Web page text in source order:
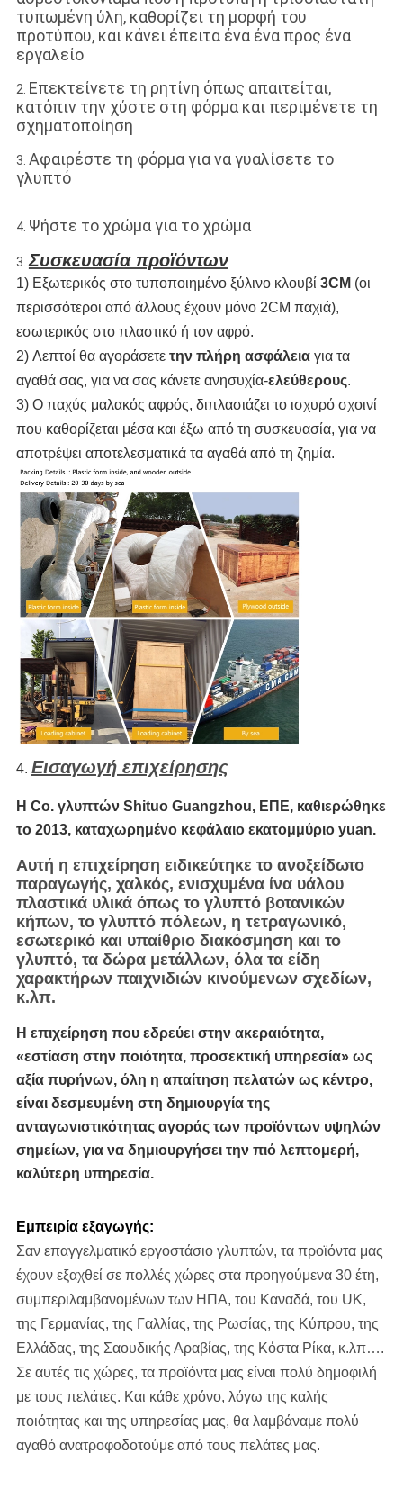
τυπωμένη ύλη, καθορίζει τη μορφή του
προτύπου, και κάνει έπειτα ένα ένα προς ένα
εργαλείο
2. Επεκτείνετε τη ρητίνη όπως απαιτείται,
κατόπιν την χύστε στη φόρμα και περιμένετε τη
σχηματοποίηση
3. Αφαιρέστε τη φόρμα για να γυαλίσετε το
γλυπτό
4. Ψήστε το χρώμα για το χρώμα
3.Συσκευασία προϊόντων
1) Εξωτερικός στο τυποποιημένο ξύλινο κλουβί 3CM (οι
περισσότεροι από άλλους έχουν μόνο 2CM παχιά),
εσωτερικός στο πλαστικό ή τον αφρό.
2) Λεπτοί θα αγοράσετε την πλήρη ασφάλειαγια τα
αγαθά σας, για να σας κάνετε ανησυχία-ελεύθερους.
3) Ο παχύς μαλακός αφρός, διπλασιάζει το ισχυρό σχοινί
που καθορίζεται μέσα και έξω από τη συσκευασία, για να
αποτρέψει αποτελεσματικά τα αγαθά από τη ζημία.
4. Εισαγωγή επιχείρησης
Η Co. γλυπτών Shituo Guangzhou, ΕΠΕ, καθιερώθηκε
το 2013, καταχωρημένο κεφάλαιο εκατομμύριο yuan.
Αυτή η επιχείρηση ειδικεύτηκε το ανοξείδωτο
παραγωγής, χαλκός, ενισχυμένα ίνα υάλου
πλαστικά υλικά όπως το γλυπτό βοτανικών
κήπων, το γλυπτό πόλεων, η τετραγωνικό,
εσωτερικό και υπαίθριο διακόσμηση και το
γλυπτό, τα δώρα μετάλλων, όλα τα είδη
χαρακτήρων παιχνιδιών κινούμενων σχεδίων,
κ.λπ.
Η επιχείρηση που εδρεύει στην ακεραιότητα,
«εστίαση στην ποιότητα, προσεκτική υπηρεσία» ως
αξία πυρήνων, όλη η απαίτηση πελατών ως κέντρο,
είναι δεσμευμένη στη δημιουργία της
ανταγωνιστικότητας αγοράς των προϊόντων υψηλών
σημείων, για να δημιουργήσει την πιό λεπτομερή,
καλύτερη υπηρεσία.
Εμπειρία εξαγωγής:
Σαν επαγγελματικό εργοστάσιο γλυπτών, τα προϊόντα μας
έχουν εξαχθεί σε πολλές χώρες στα προηγούμενα 30 έτη,
συμπεριλαμβανομένων των ΗΠΑ, του Καναδά, του UK,
της Γερμανίας, της Γαλλίας, της Ρωσίας, της Κύπρου, της
Ελλάδας, της Σαουδικής Αραβίας, της Κόστα Ρίκα, κ.λπ….
Σε αυτές τις χώρες, τα προϊόντα μας είναι πολύ δημοφιλή
με τους πελάτες. Και κάθε χρόνο, λόγω της καλής
ποιότητας και της υπηρεσίας μας, θα λαμβάναμε πολύ
αγαθό ανατροφοδοτούμε από τους πελάτες μας.